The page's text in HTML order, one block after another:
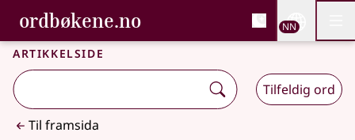
Gå til hovudinnhald
Tilgjenge
ordbøkene.no, Bokmålsordboka og
Bokmålsordboka og Nynorskordboka
NN
Artikkelside
Tilfeldig ord
Til framsida